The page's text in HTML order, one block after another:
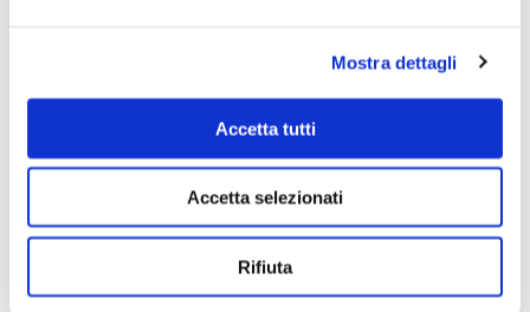
Mostra dettagli
Accetta tutti
Accetta selezionati
Rifiuta